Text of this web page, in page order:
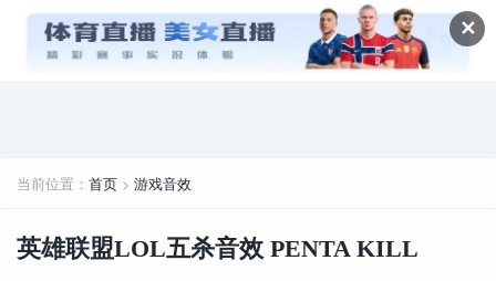
✕
当前位置： 首页 > 游戏音效
英雄联盟LOL五杀音效 PENTA KILL